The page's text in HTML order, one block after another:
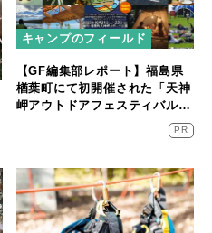
キャンプのフィールド
【GF編集部レポート】福島県
楢葉町にて初開催された「天神
岬アウトドアフェスティバル」
PR